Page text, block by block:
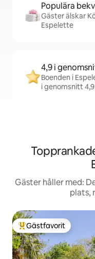
Populära
Gäster älskar
Espelette
4,9 i
Boenden i
i genomsnitt 4,9
Gäster håller med:
plats,
Populär gästfavorit
Gästfavorit